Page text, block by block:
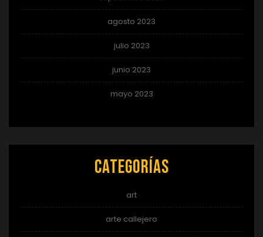
agosto 2023
julio 2023
junio 2023
mayo 2023
Categorías
art
arte callejero